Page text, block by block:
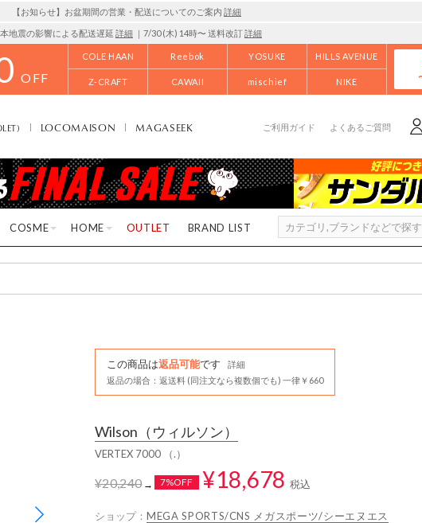
【お知らせ】お盆期間の営業・配送についてのご案内 詳細
地震の影響による配送遅延 詳細 ｜7/30 (木) 14時〜 送料改訂詳細
OFF
COLE HAAN Reebok YOSUKE HILLS AVENUE
Z-CRAFT CAWAII mischief NIKE
LOCOMAISON MAGASEEK ご利用ガイド よくあるご質問
COSME HOME OUTLET BRAND LIST
この商品は返品可能です
詳細
返品の場合：返送料 (同注文なら複数個でも) 一律￥660
Wilson （ウィルソン）
VERTEX 7000 （.）
¥20,240→ 7%OFF ¥18,678 税込
ショップ： MEGA SPORTS/CNS メガスポーツ/シーエヌエス